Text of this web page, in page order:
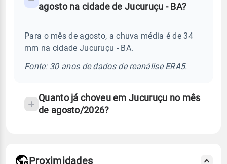
Perguntas
sobre
chuva
agosto na cidade de Jucuruçu - BA?
Para o mês de agosto, a chuva média é de 34
mm na cidade Jucuruçu - BA.
Fonte: 30 anos de dados de reanálise ERA5.
Quanto já choveu em Jucuruçu no mês
de agosto/2026?
Proximidades